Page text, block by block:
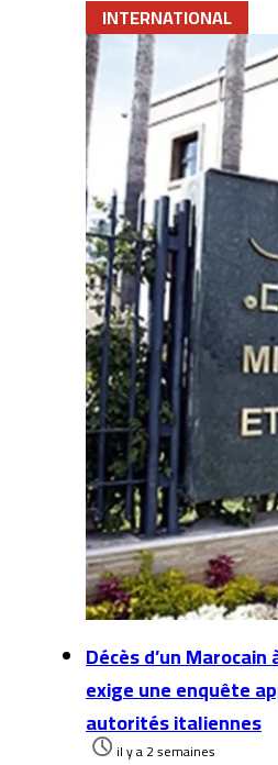
INTERNATIONAL
Décès d’un
exige une enquête
autorités italiennes
il y a 2 semaines